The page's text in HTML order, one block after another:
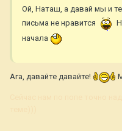
Ой, Наташ, а давай мы и
письма не нравится
начала
Ага, давайте давайте!